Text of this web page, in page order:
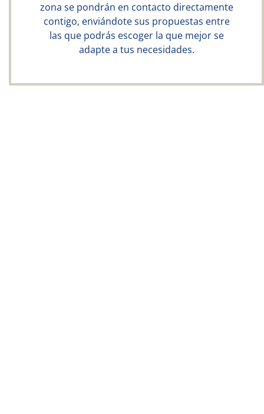
zona se pondrán en contacto directamente
contigo, enviándote sus propuestas entre
las que podrás escoger la que mejor se
adapte a tus necesidades.